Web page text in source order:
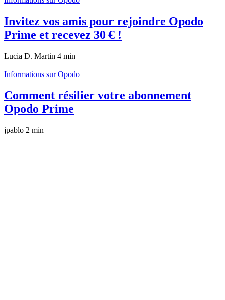
Invitez vos amis pour rejoindre Opodo
Prime et recevez 30 € !
Lucia D. Martin 4 min
Informations sur Opodo
Comment résilier votre abonnement
Opodo Prime
jpablo 2 min